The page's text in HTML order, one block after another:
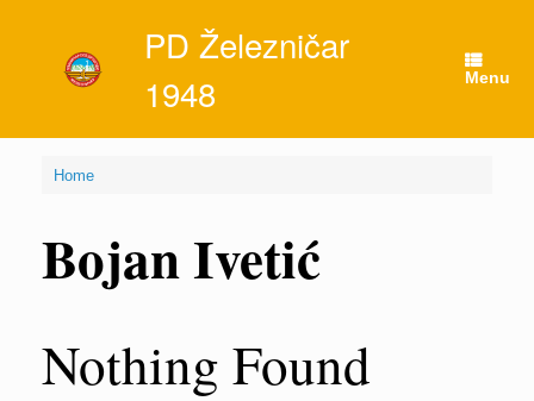
PD Železničar
1948
Menu
Home
Bojan Ivetić
Nothing Found